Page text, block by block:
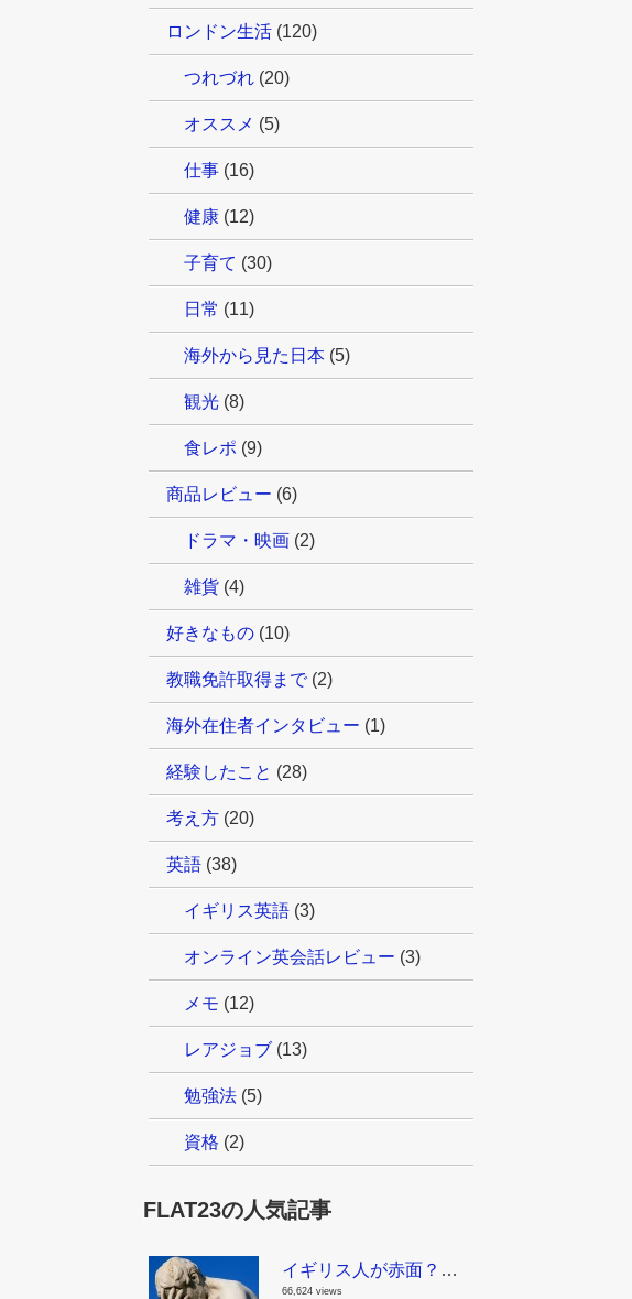
ロンドン生活 (120)
つれづれ (20)
オススメ (5)
仕事 (16)
健康 (12)
子育て (30)
日常 (11)
海外から見た日本 (5)
観光 (8)
食レポ (9)
商品レビュー (6)
ドラマ・映画 (2)
雑貨 (4)
好きなもの (10)
教職免許取得まで(2)
海外在住者インタビュー (1)
経験したこと (28)
考え方 (20)
英語 (38)
イギリス英語 (3)
オンライン英会話レビュー (3)
メモ (12)
レアジョブ (13)
勉強法 (5)
資格 (2)
FLAT23の人気記事
イギリス人が赤面？！これはちょっとマズイんじゃない？日本で見かける面白い英語
66,624 views